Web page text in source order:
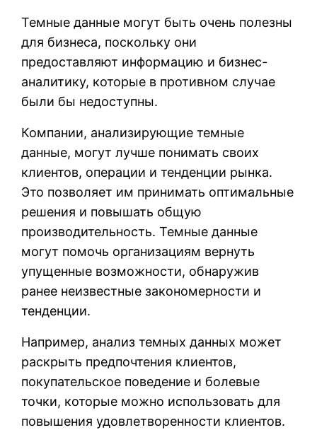
Темные данные могут быть очень полезны
для бизнеса, поскольку они
предоставляют информацию и бизнес-
аналитику, которые в противном случае
были бы недоступны.
Компании, анализирующие темные
данные, могут лучше понимать своих
клиентов, операции и тенденции рынка.
Это позволяет им принимать оптимальные
решения и повышать общую
производительность. Темные данные
могут помочь организациям вернуть
упущенные возможности, обнаружив
ранее неизвестные закономерности и
тенденции.
Например, анализ темных данных может
раскрыть предпочтения клиентов,
покупательское поведение и болевые
точки, которые можно использовать для
повышения удовлетворенности клиентов.